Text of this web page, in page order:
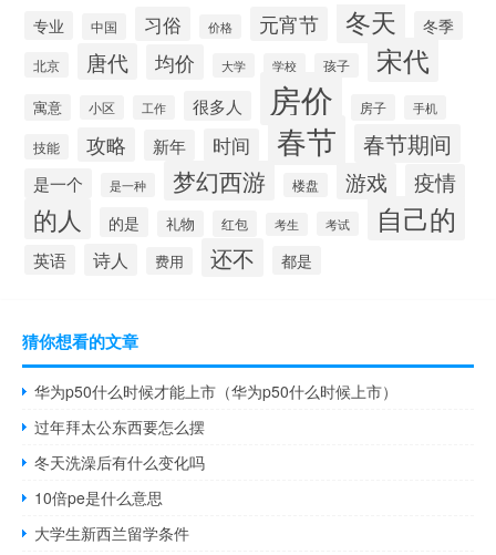
专业 中国 习俗 价格 元宵节 冬天 冬季
北京 唐代 均价 大学 学校 孩子 宋代
寓意 小区 工作 很多人 房价 房子 手机
技能 攻略 新年 时间 春节 春节期间
是一个 是一种 梦幻西游 楼盘 游戏 疫情
的人 的是 礼物 红包 考生 考试 自己的
英语 诗人 费用 还不 都是
猜你想看的文章
华为p50什么时候才能上市（华为p50什么时候上市）
过年拜太公东西要怎么摆
冬天洗澡后有什么变化吗
10倍pe是什么意思
大学生新西兰留学条件